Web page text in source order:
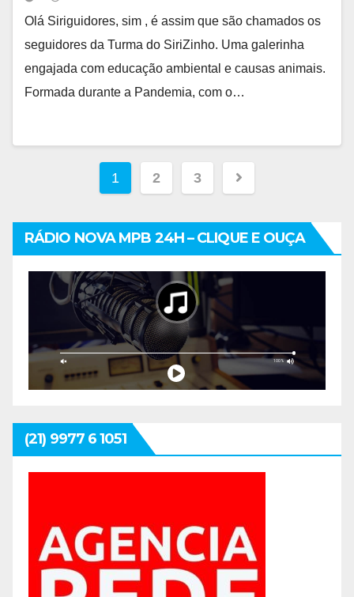
Olá Siriguidores, sim , é assim que são chamados os
seguidores da Turma do SiriZinho. Uma galerinha
engajada com educação ambiental e causas animais.
Formada durante a Pandemia, com o…
Navegação
posts
1 2 3
RÁDIO NOVA MPB 24H – CLIQUE E OUÇA
(21) 9977 6 1051